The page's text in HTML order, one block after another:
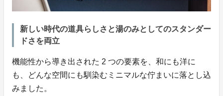
新しい時代の道具らしさと湯のみとしてのスタンダー
ドさを両立
機能性から導き出された 2 つの要素を、和にも洋に
も、どんな空間にも馴染むミニマルな佇まいに落とし込
みました。